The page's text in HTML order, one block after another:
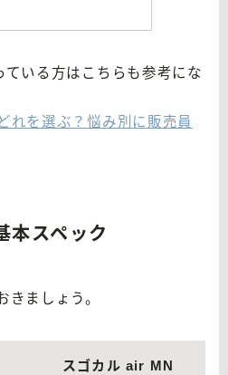
ている方はこちらも参考にな
れを選ぶ？悩み別に販売員
本スペック
きましょう。
スゴカル air MN